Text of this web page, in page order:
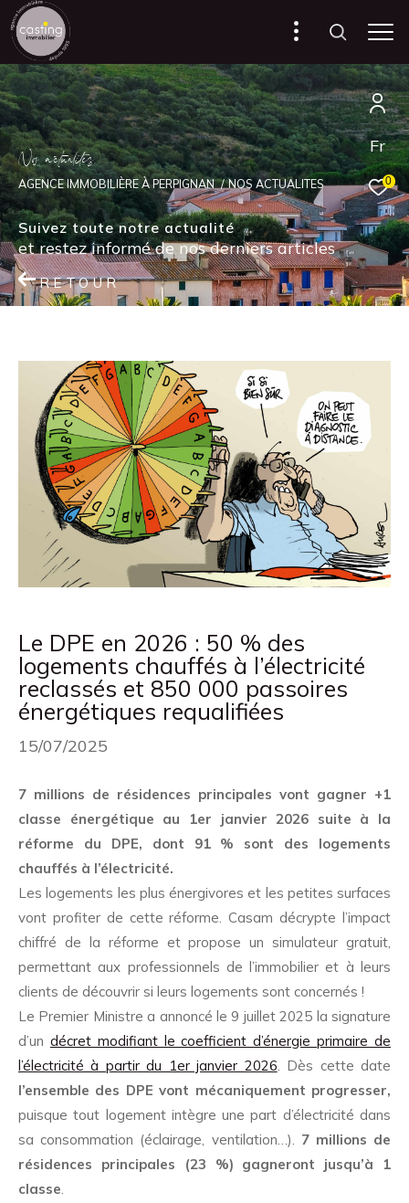
Fr
0
No actuaiés
AGENCE IMMOBILIÈRE À PERPIGNAN NOS ACTUALITES
Suivez toute notre actualité
et restez informé de nos derniers articles
RETOUR
Le DPE en 2026 : 50 % des
logements chauffés à l’électricité
reclassés et 850 000 passoires
énergétiques requalifiées
15/07/2025
7 millions de résidences principales vont gagner +1
classe énergétique au 1er janvier 2026 suite à la
réforme du DPE, dont 91 % sont des logements
chauffés à l’électricité.
Les logements les plus énergivores et les petites surfaces
vont profiter de cette réforme. Casam décrypte l’impact
chiffré de la réforme et propose un simulateur gratuit,
permettant aux professionnels de l’immobilier et à leurs
clients de découvrir si leurs logements sont concernés !
Le Premier Ministre a annoncé le 9 juillet 2025 la signature
d’un décret modifiant le coefficient d’énergie primaire de
l’électricité à partir du 1er janvier 2026. Dès cette date
l’ensemble des DPE vont mécaniquement progresser,
puisque tout logement intègre une part d’électricité dans
sa consommation (éclairage, ventilation…). 7 millions de
résidences principales (23 %) gagneront jusqu’à 1
classe.